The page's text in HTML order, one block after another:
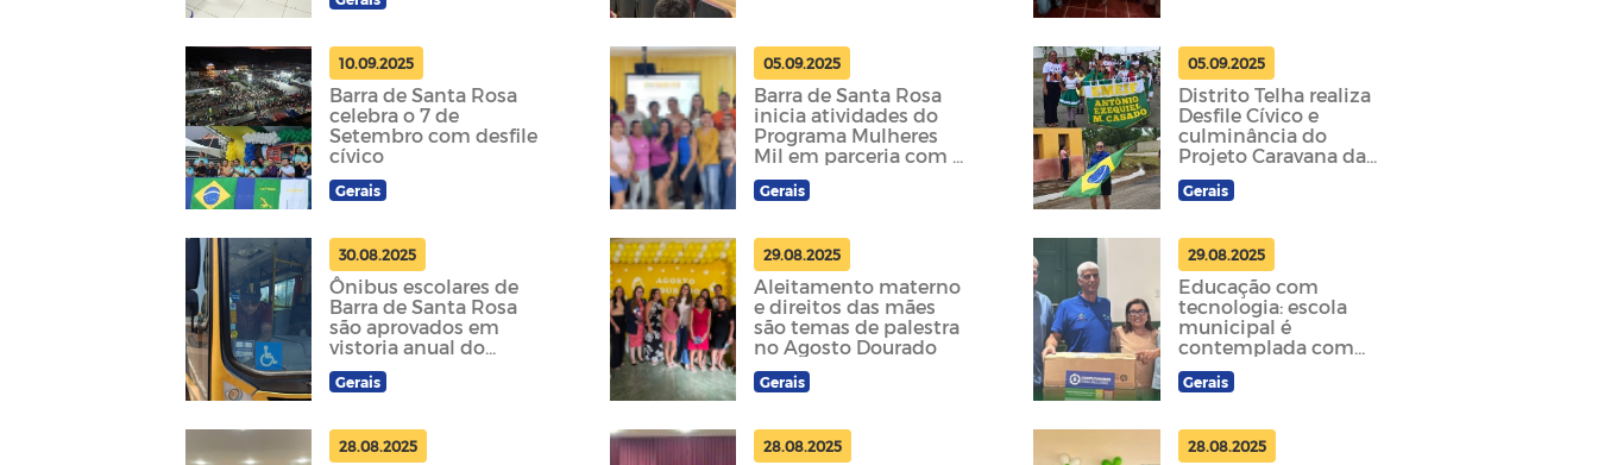
10.09.2025
Barra de Santa Rosa
celebra o 7 de
Setembro com desfile
cívico
Gerais
05.09.2025
Barra de Santa Rosa
inicia atividades do
Programa Mulheres
Mil em parceria com a
UFPB
Gerais
05.09.2025
Distrito Telha realiza
Desfile Cívico e
culminância do
Projeto Caravana da
Leitura
Gerais
30.08.2025
Ônibus escolares de
Barra de Santa Rosa
são aprovados em
vistoria anual do
DETRAN
Gerais
29.08.2025
Aleitamento materno
e direitos das mães
são temas de palestra
no Agosto Dourado
Gerais
29.08.2025
Educação com
tecnologia: escola
municipal é
contemplada com
equipamentos do
Governo Federal
Gerais
28.08.2025 28.08.2025 28.08.2025